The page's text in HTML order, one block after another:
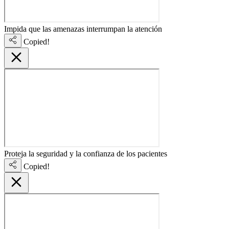
Impida que las amenazas interrumpan la atención
Copied!
Proteja la seguridad y la confianza de los pacientes
Copied!